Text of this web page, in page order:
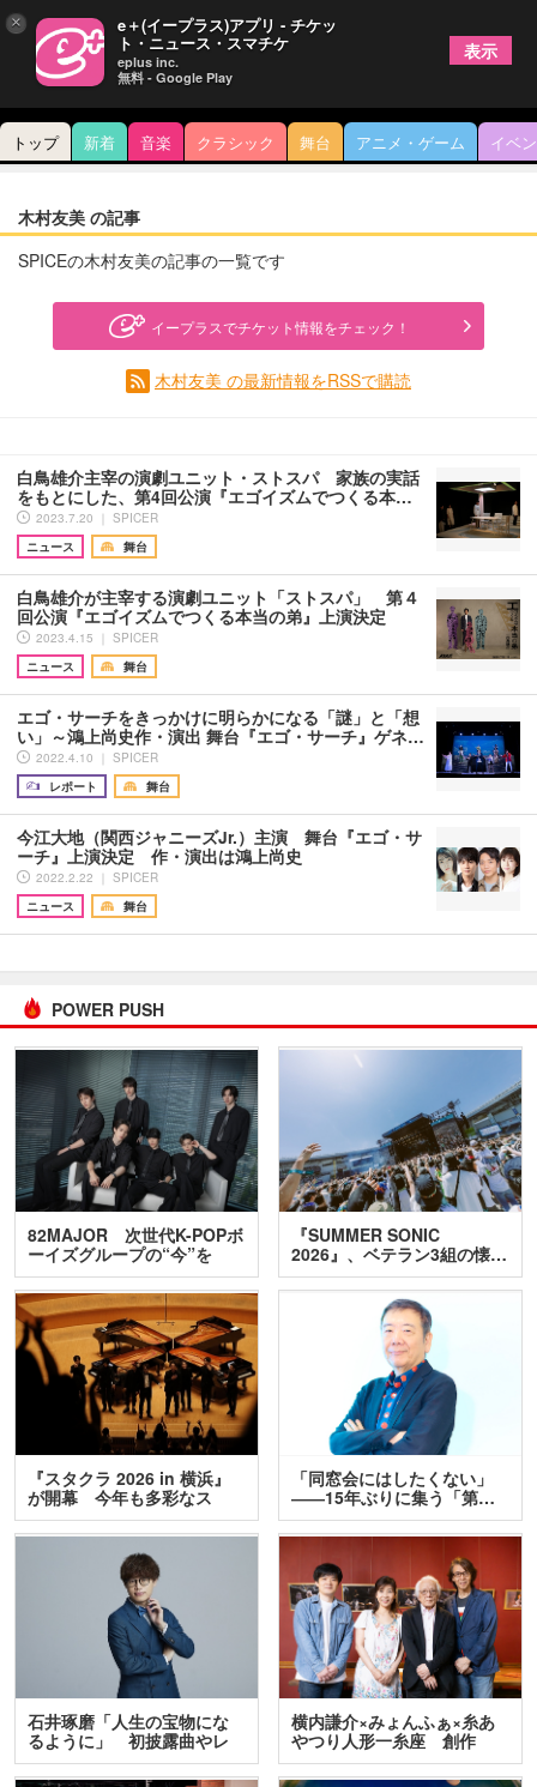
トップ 新着 音楽 クラシック 舞台 アニメ・ゲーム イベ
木村友美 の記事
SPICEの木村友美の記事の一覧です
イープラスでチケット情報をチェック！
木村友美 の最新情報をRSSで購読
白鳥雄介主宰の演劇ユニット・ストスパ 家族の実話
をもとにした、第4回公演『エゴイズムでつくる本…
2023.7.20 ｜ SPICER
ニュース
舞台
白鳥雄介が主宰する演劇ユニット「ストスパ」 第４
回公演『エゴイズムでつくる本当の弟』上演決定
2023.4.15 ｜ SPICER
ニュース
舞台
エゴ・サーチをきっかけに明らかになる「謎」と「想
い」～鴻上尚史作・演出 舞台『エゴ・サーチ』ゲネ…
2022.4.10 ｜ SPICER
レポート
舞台
今江大地（関西ジャニーズJr.）主演 舞台『エゴ・サ
ーチ』上演決定 作・演出は鴻上尚史
2022.2.22 ｜ SPICER
ニュース
舞台
POWER PUSH
82MAJOR 次世代K-POPボ
ーイズグループの“今”を
訊…
『SUMMER SONIC
2026』、ベテラン3組の懐…
『スタクラ 2026 in 横浜』
が開幕 今年も多彩なス
テ…
「同窓会にはしたくない」
――15年ぶりに集う「第…
石井琢磨「人生の宝物にな
るように」 初披露曲やレ
ア…
横内謙介×みょんふぁ×糸あ
やつり人形一糸座 創作
人…
× e＋(イープラス)アプリ - チケッ
ト・ニュース・スマチケ
eplus inc.
無料 - Google Play
表示